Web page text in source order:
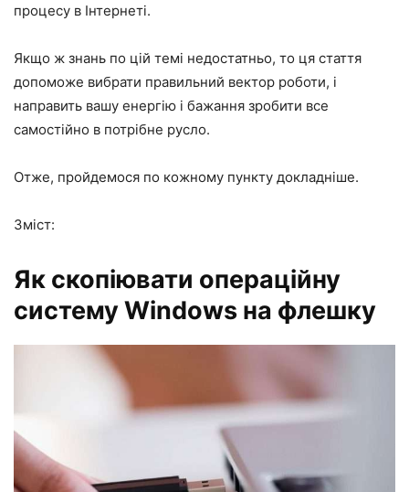
процесу в Інтернеті.
Якщо ж знань по цій темі недостатньо, то ця стаття
допоможе вибрати правильний вектор роботи, і
направить вашу енергію і бажання зробити все
самостійно в потрібне русло.
Отже, пройдемося по кожному пункту докладніше.
Зміст:
Як скопіювати операційну
систему Windows на флешку